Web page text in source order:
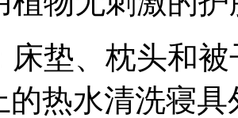
床垫、枕头和
热水清洗寝具